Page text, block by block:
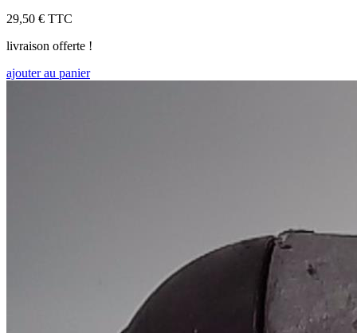
29,50 € TTC
livraison offerte !
ajouter au panier